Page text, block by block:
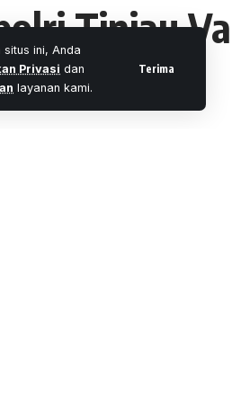
situs ini, Anda
Privasi dan
layanan kami.
Terima
Tinjau